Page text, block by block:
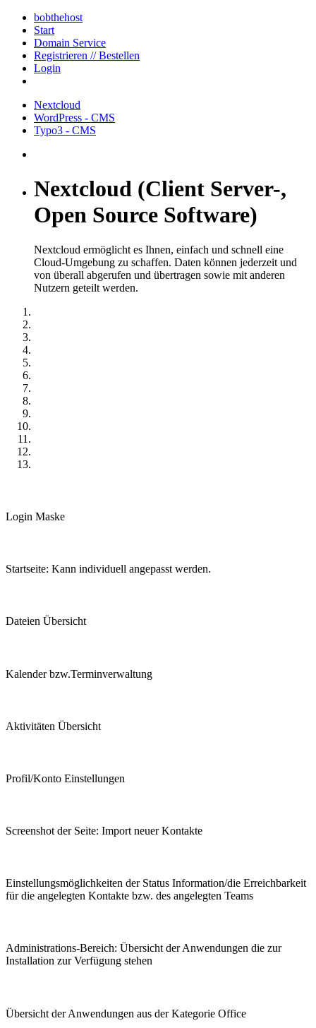
bobthehost
Start
Domain Service
Registrieren // Bestellen
Login
Nextcloud
WordPress - CMS
Typo3 - CMS
Nextcloud (Client Server-,
Open Source Software)
Nextcloud ermöglicht es Ihnen, einfach und schnell eine
Cloud-Umgebung zu schaffen. Daten können jederzeit und
von überall abgerufen und übertragen sowie mit anderen
Nutzern geteilt werden.
Login Maske
Startseite: Kann individuell angepasst werden.
Dateien Übersicht
Kalender bzw.Terminverwaltung
Aktivitäten Übersicht
Profil/Konto Einstellungen
Screenshot der Seite: Import neuer Kontakte
Einstellungsmöglichkeiten der Status Information/die Erreichbarkeit
für die angelegten Kontakte bzw. des angelegten Teams
Administrations-Bereich: Übersicht der Anwendungen die zur
Installation zur Verfügung stehen
Übersicht der Anwendungen aus der Kategorie Office